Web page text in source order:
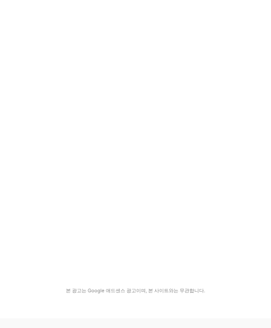
본 광고는 Google 애드센스 광고이며, 본 사이트와는 무관합니다.